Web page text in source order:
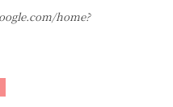
home?